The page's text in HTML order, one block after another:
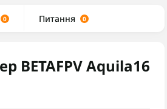
0 Питання 0
BETAFPV Aquila16